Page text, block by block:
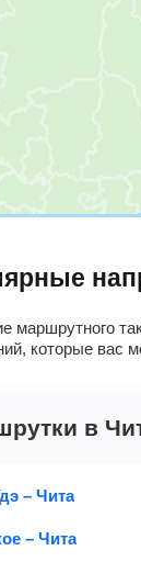
маршрутного
которые вас
в
– Чита
– Чита